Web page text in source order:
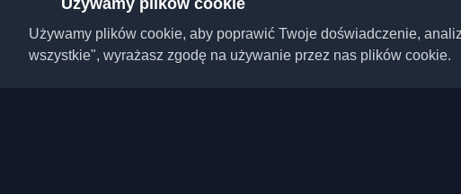
Używamy plików cookie
Używamy plików cookie, aby poprawić Twoje doświadczenie,
wszystkie", wyrażasz zgodę na używanie przez nas plików cookie.